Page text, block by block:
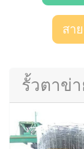
สา
รั้วตาข่